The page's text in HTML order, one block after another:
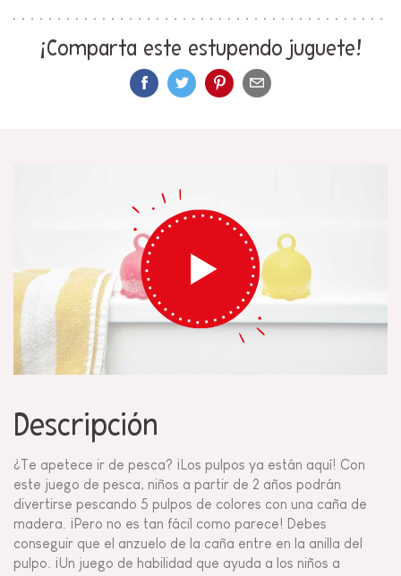
¡Comparta este estupendo juguete!
Descripción
¿Te apetece ir de pesca? ¡Los pulpos ya están aquí! Con
este juego de pesca, niños a partir de 2 años podrán
divertirse pescando 5 pulpos de colores con una caña de
madera. ¡Pero no es tan fácil como parece! Debes
conseguir que el anzuelo de la caña entre en la anilla del
pulpo. ¡Un juego de habilidad que ayuda a los niños a